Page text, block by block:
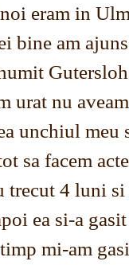
eram in
bine am
urat nu
unchiul meu
sa facem
trecut 4 luni
ea si-a
mi-am